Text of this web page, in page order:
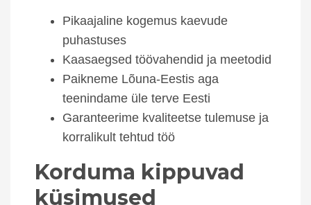
Pikaajaline kogemus kaevude
puhastuses
Kaasaegsed töövahendid ja meetodid
Paikneme Lõuna-Eestis aga
teenindame üle terve Eesti
Garanteerime kvaliteetse tulemuse ja
korralikult tehtud töö
Korduma kippuvad
küsimused